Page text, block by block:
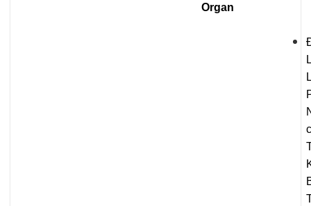
Organ